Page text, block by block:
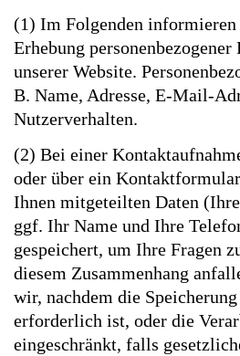
(1) Im Folgenden
Erhebung
unserer Website.
B. Name, Adresse, E-Mail-
Nutzerverhalten.
(2) Bei einer
oder über ein
Ihnen mitgeteilten Daten
ggf. Ihr Name und Ihre
gespeichert, um Ihre Fragen
diesem Zusammenhang
wir, nachdem die
erforderlich ist, oder die
eingeschränkt, falls